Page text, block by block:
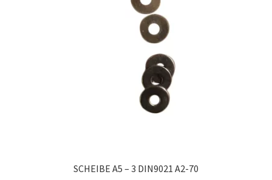
SCHEIBE A5 – 3 DIN9021 A2-70